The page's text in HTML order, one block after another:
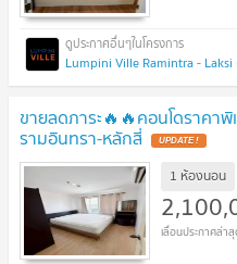
Lumpini Ville Ramintra -
ขายลดภาระ🔥🔥คอนโดราคา
รามอินทรา-หลักสี่ UPDATE !
1 ห้องนอน